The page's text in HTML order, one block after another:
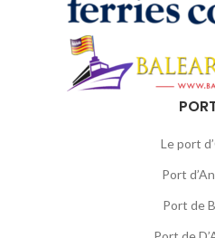
Le port
Port
Port de